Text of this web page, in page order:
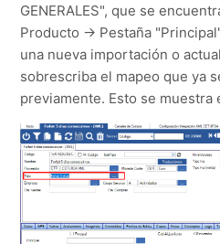
GENERALES", que se
Producto -> Pestaña
una nueva importación o
sobrescriba el mapeo que ya
previamente. Esto se muestra